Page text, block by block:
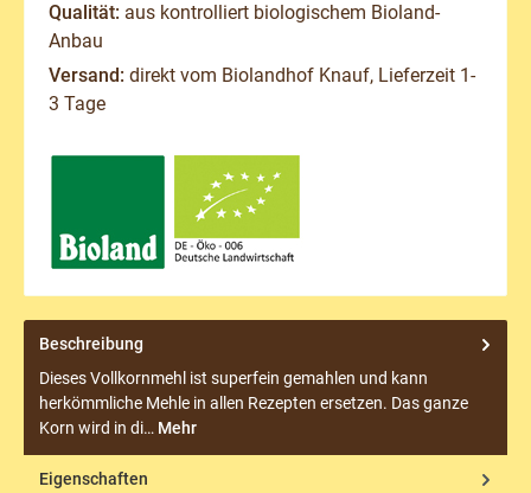
Qualität: aus kontrolliert biologischem Bioland-
Anbau
Versand: direkt vom Biolandhof Knauf, Lieferzeit 1-
3 Tage
Beschreibung
Dieses Vollkornmehl ist superfein gemahlen und kann
herkömmliche Mehle in allen Rezepten ersetzen. Das ganze
Korn wird in di… Mehr
Eigenschaften